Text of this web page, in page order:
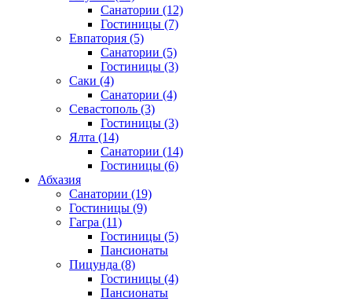
Санатории (12)
Гостиницы (7)
Евпатория (5)
Санатории (5)
Гостиницы (3)
Саки (4)
Санатории (4)
Севастополь (3)
Гостиницы (3)
Ялта (14)
Санатории (14)
Гостиницы (6)
Абхазия
Санатории (19)
Гостиницы (9)
Гагра (11)
Гостиницы (5)
Пансионаты
Пицунда (8)
Гостиницы (4)
Пансионаты